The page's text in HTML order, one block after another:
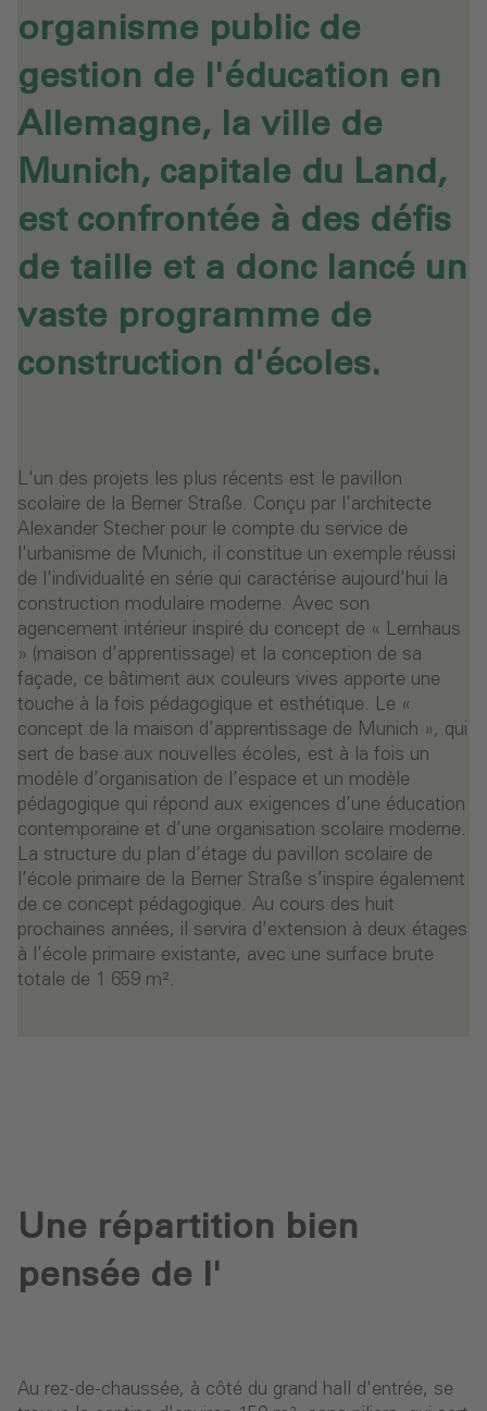
organisme public de
gestion de l'éducation en
Allemagne, la ville de
Munich, capitale du Land,
est confrontée à des défis
de taille et a donc lancé un
vaste programme de
construction d'écoles.
L'un des projets les plus récents est le pavillon
scolaire de la Berner Straße. Conçu par l'architecte
Alexander Stecher pour le compte du service de
l'urbanisme de Munich, il constitue un exemple réussi
de l'individualité en série qui caractérise aujourd'hui la
construction modulaire moderne. Avec son
agencement intérieur inspiré du concept de « Lernhaus
» (maison d’apprentissage) et la conception de sa
façade, ce bâtiment aux couleurs vives apporte une
touche à la fois pédagogique et esthétique. Le «
concept de la maison d’apprentissage de Munich », qui
sert de base aux nouvelles écoles, est à la fois un
modèle d’organisation de l’espace et un modèle
pédagogique qui répond aux exigences d’une éducation
contemporaine et d’une organisation scolaire moderne.
La structure du plan d’étage du pavillon scolaire de
l’école primaire de la Berner Straße s’inspire également
de ce concept pédagogique. Au cours des huit
prochaines années, il servira d’extension à deux étages
à l’école primaire existante, avec une surface brute
totale de 1 659 m².
Une répartition bien
pensée de l'
Au rez-de-chaussée, à côté du grand hall d'entrée, se